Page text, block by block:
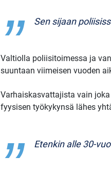
Sen sijaan
Valtiolla poliisitoimessa ja
suuntaan viimeisen vuoden
Varhaiskasvattajista vain
fyysisen työkykynsä lähes
Etenkin alle 30-